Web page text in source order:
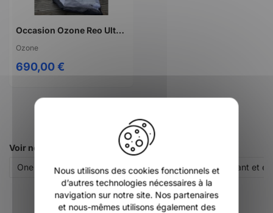
Occasion Ozone Reo Ultra X V7 7m
Ozone
690,00 €
Voir nos autres pages :
One Life Surfshop : magasin de sports de glisse à Wissant et
Nous utilisons des cookies fonctionnels et
d’autres technologies nécessaires à la
navigation sur notre site. Nos partenaires
et nous-mêmes utilisons également des